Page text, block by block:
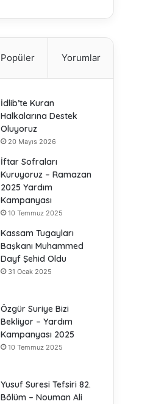
Popüler Yorumlar
İdlib’te Kuran
Halkalarına Destek
Oluyoruz
20 Mayıs 2026
İftar Sofraları
Kuruyoruz – Ramazan
2025 Yardım
Kampanyası
10 Temmuz 2025
Kassam Tugayları
Başkanı Muhammed
Dayf Şehid Oldu
31 Ocak 2025
Özgür Suriye Bizi
Bekliyor – Yardım
Kampanyası 2025
10 Temmuz 2025
Yusuf Suresi Tefsiri 82.
Bölüm – Nouman Ali